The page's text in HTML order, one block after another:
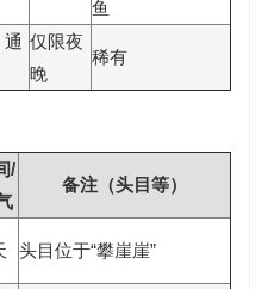
鱼
仅限夜
晚
稀有
/
备注（头目等）
头目位于“攀崖崖”